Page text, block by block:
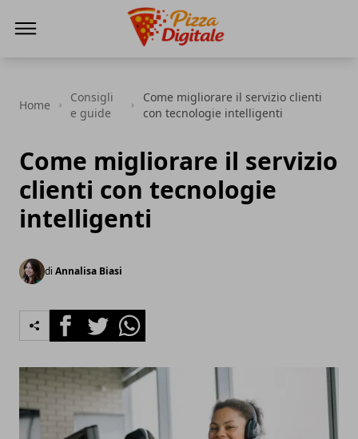
Home
Consigli
e guide
Come migliorare il servizio clienti
con tecnologie intelligenti
Come migliorare il servizio
clienti con tecnologie
intelligenti
di Annalisa Biasi
FacebookTwitterWhatsapp